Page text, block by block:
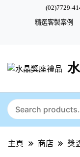
(02)7729-
精選客製案例
主頁 商店 獎